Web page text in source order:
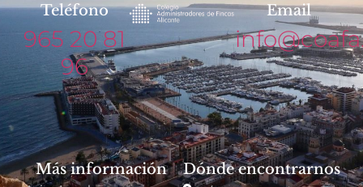
Teléfono
965 20 81
96
Email
Más información Dónde encontrarnos